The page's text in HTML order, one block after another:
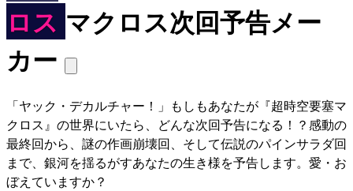
ロス マクロス次回予告メー
カー
「ヤック・デカルチャー！」もしもあなたが『超時空要塞マ
クロス』の世界にいたら、どんな次回予告になる！？感動の
最終回から、謎の作画崩壊回、そして伝説のパインサラダ回
まで、銀河を揺るがすあなたの生き様を予告します。愛・お
ぼえていますか？